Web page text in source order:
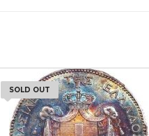
SOLD OUT